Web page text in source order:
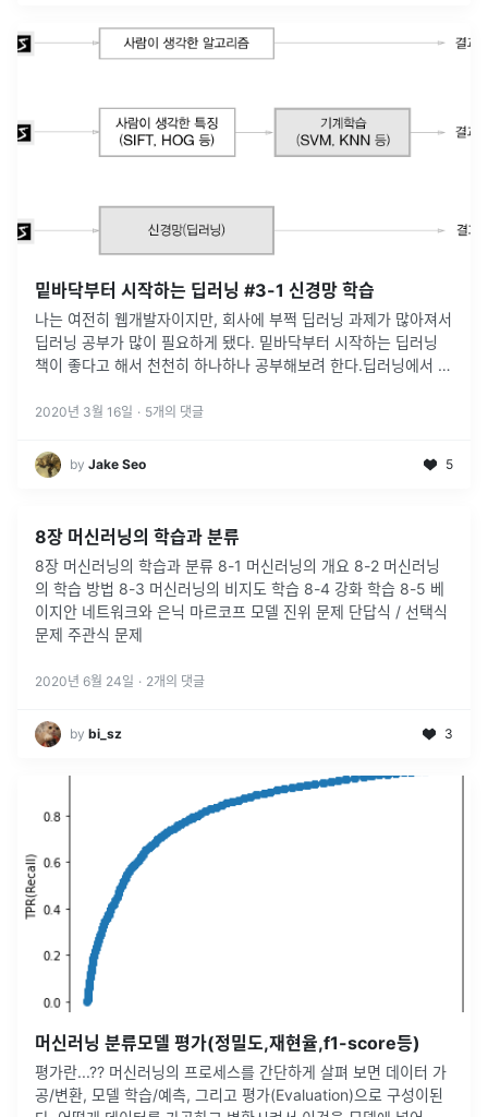
밑바닥부터 시작하는 딥러닝 #3-1 신경망 학습
나는 여전히 웹개발자이지만, 회사에 부쩍 딥러닝 과제가 많아져서
딥러닝 공부가 많이 필요하게 됐다. 밑바닥부터 시작하는 딥러닝
책이 좋다고 해서 천천히 하나하나 공부해보려 한다.딥러닝에서 학
중치 매개변수 의 ...
2020년 3월 16일 · 5개의 댓글
by Jake Seo 5
8장 머신러닝의 학습과 분류
8장 머신러닝의 학습과 분류 8-1 머신러닝의 개요 8-2 머신러닝
의 학습 방법 8-3 머신러닝의 비지도 학습 8-4 강화 학습 8-5 베
이지안 네트워크와 은닉 마르코프 모델 진위 문제 단답식 / 선택식
문제 주관식 문제
2020년 6월 24일 · 2개의 댓글
by bi_sz 3
머신러닝 분류모델 평가(정밀도,재현율,f1-score등)
평가란...?? 머신러닝의 프로세스를 간단하게 살펴 보면 데이터 가
공/변환, 모델 학습/예측, 그리고 평가(Evaluation)으로 구성이된